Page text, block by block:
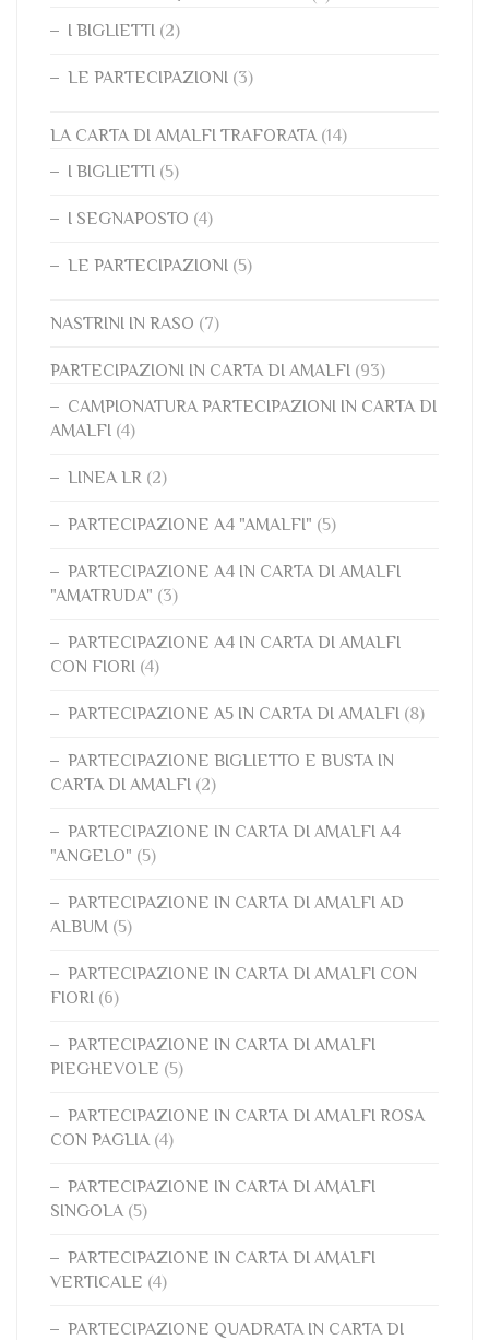
I BIGLIETTI (2)
LE PARTECIPAZIONI (3)
LA CARTA DI AMALFI TRAFORATA (14)
I BIGLIETTI (5)
I SEGNAPOSTO (4)
LE PARTECIPAZIONI (5)
NASTRINI IN RASO (7)
PARTECIPAZIONI IN CARTA DI AMALFI (93)
CAMPIONATURA PARTECIPAZIONI IN CARTA DI
AMALFI (4)
LINEA LR (2)
PARTECIPAZIONE A4 "AMALFI" (5)
PARTECIPAZIONE A4 IN CARTA DI AMALFI
"AMATRUDA" (3)
PARTECIPAZIONE A4 IN CARTA DI AMALFI
CON FIORI (4)
PARTECIPAZIONE A5 IN CARTA DI AMALFI (8)
PARTECIPAZIONE BIGLIETTO E BUSTA IN
CARTA DI AMALFI (2)
PARTECIPAZIONE IN CARTA DI AMALFI A4
"ANGELO" (5)
PARTECIPAZIONE IN CARTA DI AMALFI AD
ALBUM (5)
PARTECIPAZIONE IN CARTA DI AMALFI CON
FIORI (6)
PARTECIPAZIONE IN CARTA DI AMALFI
PIEGHEVOLE (5)
PARTECIPAZIONE IN CARTA DI AMALFI ROSA
CON PAGLIA (4)
PARTECIPAZIONE IN CARTA DI AMALFI
SINGOLA (5)
PARTECIPAZIONE IN CARTA DI AMALFI
VERTICALE (4)
PARTECIPAZIONE QUADRATA IN CARTA DI